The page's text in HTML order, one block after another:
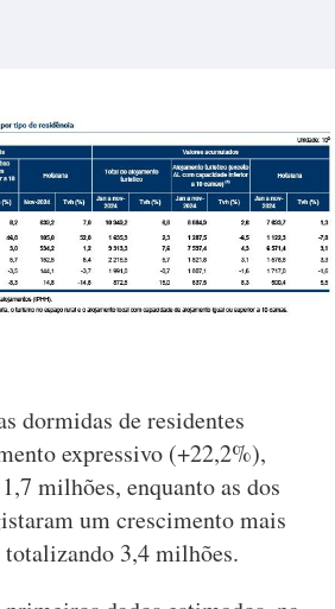
dormidas de residentes
expressivo (+22,2%),
milhões, enquanto as dos
um crescimento mais
3,4 milhões.